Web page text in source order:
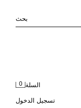
بحث
السلة 0
تسجيل الدخول